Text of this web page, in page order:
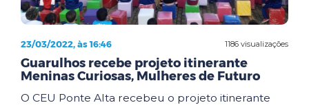
1186 visualizações
23/03/2022, às 16:46
Guarulhos recebe projeto itinerante
Meninas Curiosas, Mulheres de Futuro
O CEU Ponte Alta recebeu o projeto itinerante